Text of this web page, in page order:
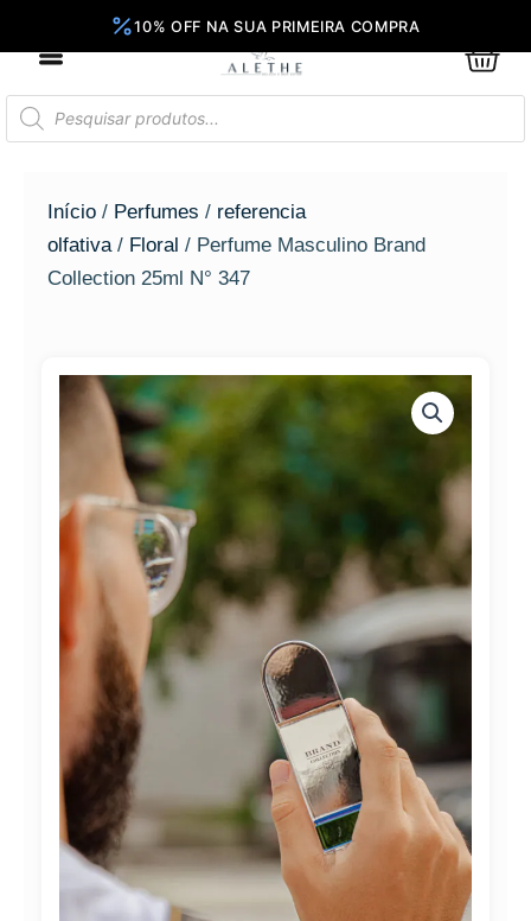
conteúdo
Pesquisar
produtos
Início / Perfumes / referencia
olfativa / Floral / Perfume Masculino Brand
Collection 25ml N° 347